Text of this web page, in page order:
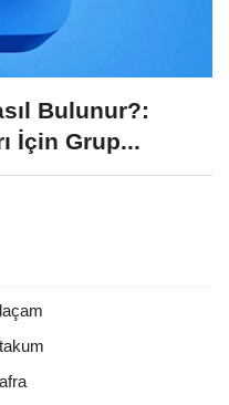
Bulunur?:
İçin Grup...